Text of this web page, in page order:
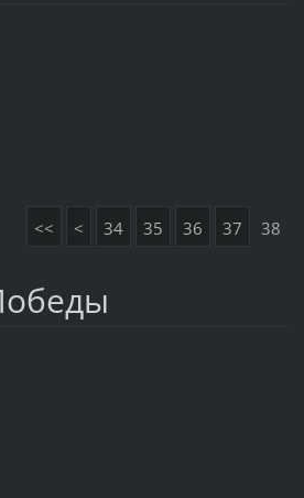
<< < 34 35 36 37 38